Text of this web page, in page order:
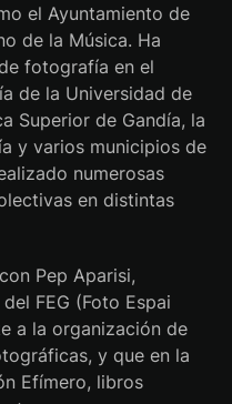
el Ayuntamiento de
de la Música. Ha
fotografía en el
de la Universidad de
Superior de Gandía, la
y varios municipios de
numerosas
en distintas
Pep Aparisi,
FEG (Foto Espai
a la organización de
y que en la
Efímero, libros